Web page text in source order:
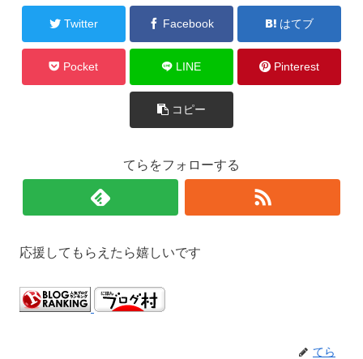
Twitter Facebook はてブ
Pocket LINE Pinterest
コピー
てらをフォローする
応援してもらえたら嬉しいです
てら